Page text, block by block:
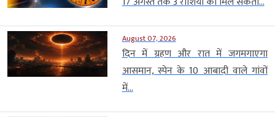
August 07, 2026
दिन में ग्रहण और रात में जगमगाएगा
आसमान, स्पेन के 10 आबादी वाले गांवों
में...